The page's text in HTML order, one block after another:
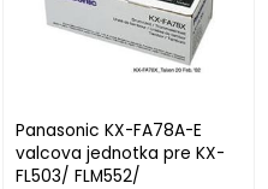
Panasonic KX-FA78A-E
valcova jednotka pre KX-
FL503/ FLM552/